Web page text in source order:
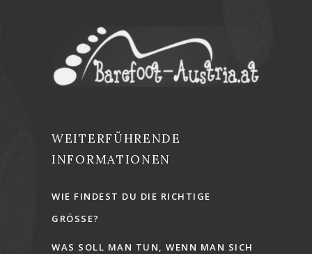
WEITERFÜHRENDE
INFORMATIONEN
WIE FINDEST DU DIE RICHTIGE
GRÖSSE?
WAS SOLL MAN TUN, WENN MAN SICH